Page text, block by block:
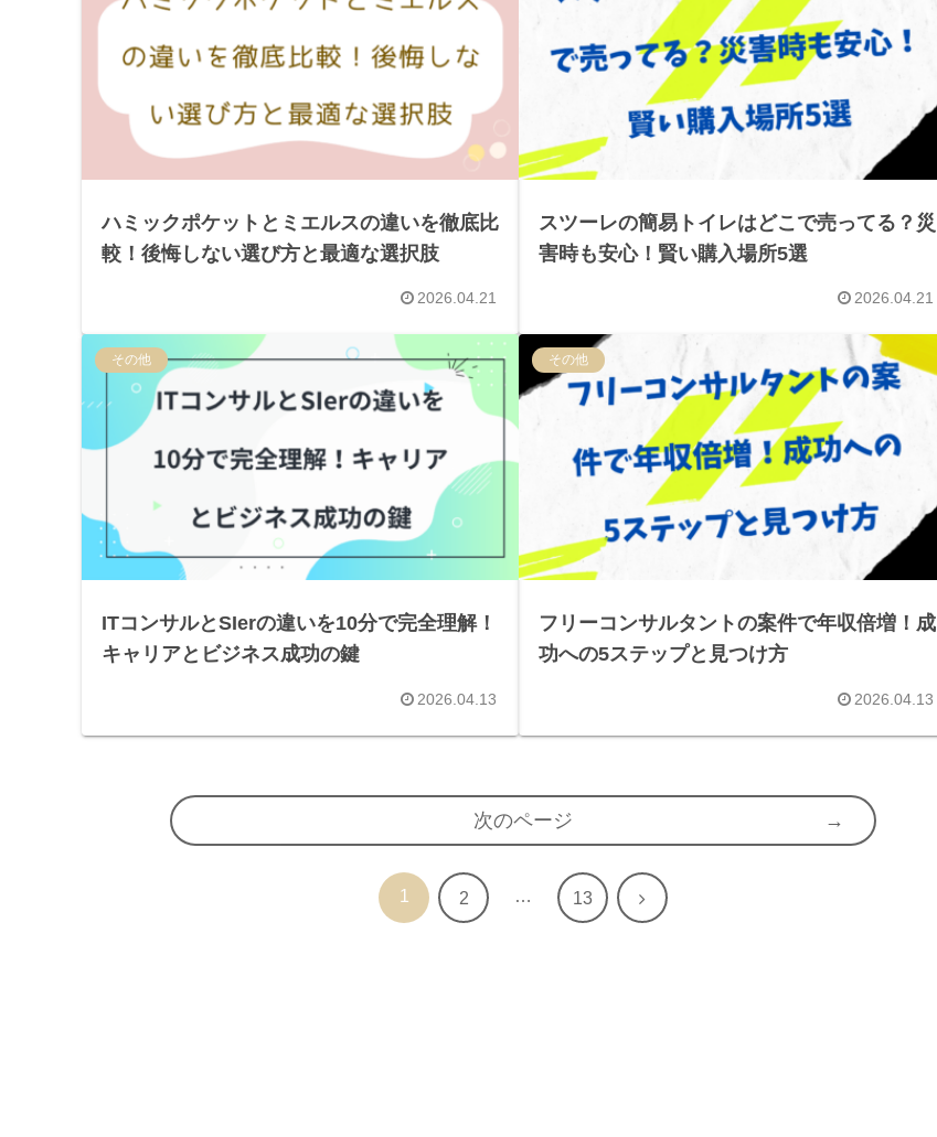
ハミックポケットとミエルスの違いを徹底比
較！後悔しない選び方と最適な選択肢
2026.04.21
スツーレの簡易トイレはどこで売ってる？災
害時も安心！賢い購入場所5選
2026.04.21
その他
ITコンサルとSIerの違いを10分で完全理解！
キャリアとビジネス成功の鍵
2026.04.13
その他
フリーコンサルタントの案件で年収倍増！成
功への5ステップと見つけ方
2026.04.13
次のページ
1 2 … 13 次